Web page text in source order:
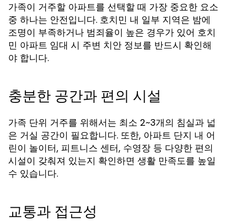
가족이 거주할 아파트를 선택할 때 가장 중요한 요소
중 하나는 안전입니다. 호치민 내 일부 지역은 밤에
조명이 부족하거나 범죄율이 높은 경우가 있어 호치
민 아파트 임대 시 주변 치안 정보를 반드시 확인해
야 합니다.
충분한 공간과 편의 시설
가족 단위 거주를 위해서는 최소 2~3개의 침실과 넓
은 거실 공간이 필요합니다. 또한, 아파트 단지 내 어
린이 놀이터, 피트니스 센터, 수영장 등 다양한 편의
시설이 갖춰져 있는지 확인하면 생활 만족도를 높일
수 있습니다.
교통과 접근성